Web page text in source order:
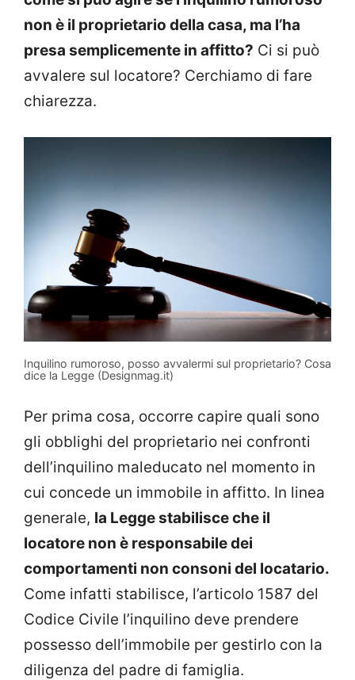
non è il proprietario della casa, ma l’ha
presa semplicemente in affitto? Ci si può
avvalere sul locatore? Cerchiamo di fare
chiarezza.
Inquilino rumoroso, posso avvalermi sul proprietario? Cosa
dice la Legge (Designmag.it)
Per prima cosa, occorre capire quali sono
gli obblighi del proprietario nei confronti
dell’inquilino maleducato nel momento in
cui concede un immobile in affitto. In linea
generale, la Legge stabilisce che il
locatore non è responsabile dei
comportamenti non consoni del locatario.
Come infatti stabilisce, l’articolo 1587 del
Codice Civile l’inquilino deve prendere
possesso dell’immobile per gestirlo con la
diligenza del padre di famiglia.